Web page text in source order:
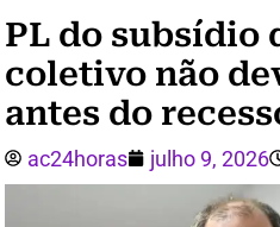
PL do subsídio
coletivo não
antes do
ac24horas julho 9, 2026